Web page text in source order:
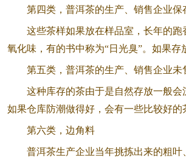
第四类，普洱茶的生产、销售企业保
这些茶样如果放在样品室，长年的
氧化味，有的书中称为“日光臭”。如果存
第五类，普洱茶的生产、销售企业未
这种库存的茶由于是自然存放一般会
如果仓库防潮做得好，会有一些比较好的
第六类，边角料
普洱茶生产企业当年挑拣出来的粗